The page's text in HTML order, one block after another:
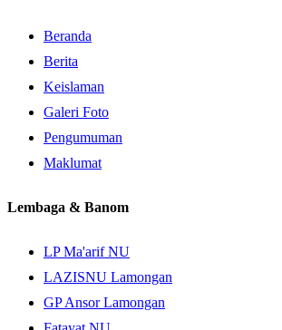
Beranda
Berita
Keislaman
Galeri Foto
Pengumuman
Maklumat
Lembaga & Banom
LP Ma'arif NU
LAZISNU Lamongan
GP Ansor Lamongan